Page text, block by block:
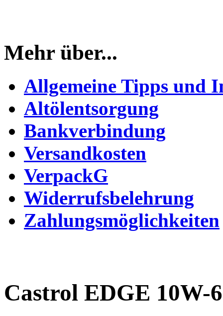
Mehr über...
Allgemeine Tipps und
Altölentsorgung
Bankverbindung
Versandkosten
VerpackG
Widerrufsbelehrung
Zahlungsmöglichkeiten
Castrol EDGE 10W-